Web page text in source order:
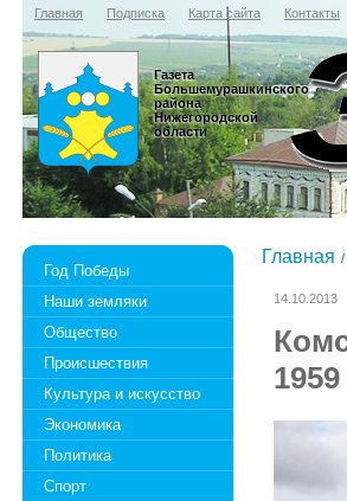
Главная Подписка Карта сайта Контакты
Газета
Большемурашкинского
района
Нижегородской
области
Год Победы
Наши земляки
Общество
Происшествия
Культура и искусство
Экономика
Политика
Спорт
Главная
14.10.2013
1959